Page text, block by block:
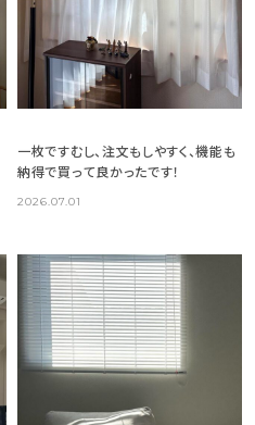
一枚ですむし、注文もしやすく、機能も
納得で買って良かったです！
2026.07.01